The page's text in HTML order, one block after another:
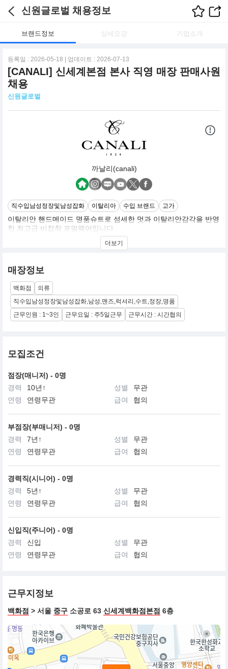
신원글로벌 채용정보
브랜드정보 상세요강 기업소개
등록일 : 2026-05-18 | 업데이트 : 2026-07-13
[CANALI] 신세계본점 본사 직영 매장 판매사원
채용
신원글로벌
까날리(canali)
직수입남성정장및남성잡화 이탈리아 수입 브랜드 고가
이탈리안 핸드메이드 명품슈트로 섬세한 멋과 이탈리안감각을 반영
한 최고급 비접착 포멀웨어입니다.
더보기
매장정보
백화점
의류
직수입남성정장및남성잡화,남성,맨즈,럭셔리,수트,정장,명품
근무인원 : 1~3인
근무요일 : 주5일근무 근무시간 : 시간협의
모집조건
점장(매니저) - 0명
경력
10년↑ 성별
무관
연령
연령무관 급여 협의
부점장(부매니저) - 0명
경력
7년↑ 성별
무관
연령
연령무관 급여 협의
경력직(시니어) - 0명
경력
5년↑ 성별
무관
연령
연령무관 급여 협의
신입직(주니어) - 0명
경력
신입 성별
무관
연령
연령무관 급여 협의
근무지정보
백화점 > 서울 중구 소공로 63 신세계백화점본점 6층